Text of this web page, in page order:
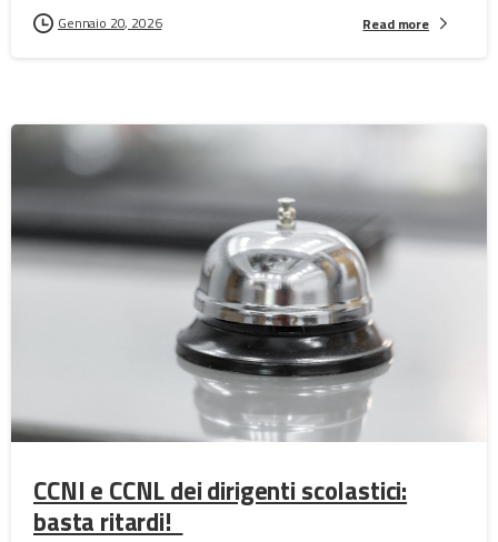
Gennaio 20, 2026 Read more
CCNI e CCNL dei dirigenti scolastici:
basta ritardi!